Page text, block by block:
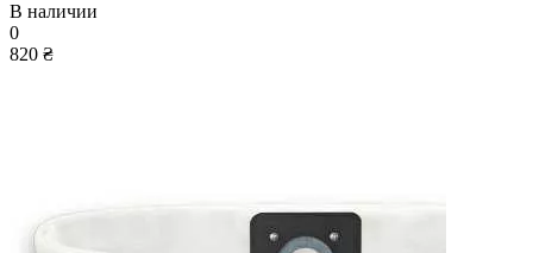
В наличии
0
820 ₴